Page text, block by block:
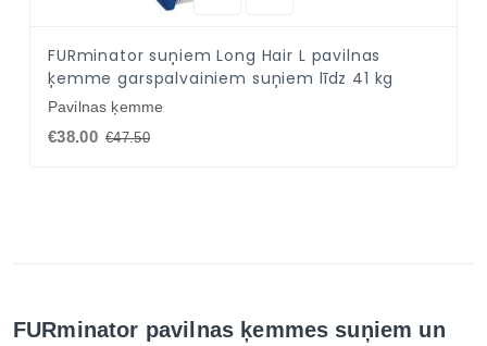
FURminator suņiem Long Hair L pavilnas
ķemme garspalvainiem suņiem līdz 41 kg
Pavilnas ķemme
€38.00 €47.50
FURminator pavilnas ķemmes suņiem un